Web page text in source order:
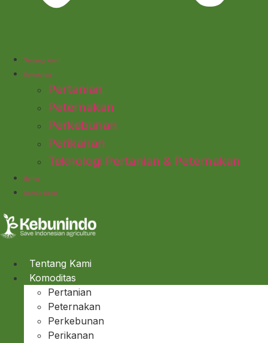
Tentang Kami
Komoditas
Pertanian
Peternakan
Perkebunan
Perikanan
Teknologi Pertanian & Peternakan
Berita
Kontak Kami
Tentang Kami
Komoditas
Pertanian
Peternakan
Perkebunan
Perikanan